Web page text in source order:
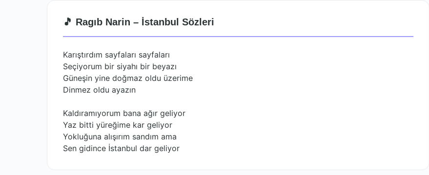
🎵 Ragıb Narin – İstanbul Sözleri
Karıştırdım sayfaları sayfaları
Seçiyorum bir siyahı bir beyazı
Güneşin yine doğmaz oldu üzerime
Dinmez oldu ayazın
Kaldıramıyorum bana ağır geliyor
Yaz bitti yüreğime kar geliyor
Yokluğuna alışırım sandım ama
Sen gidince İstanbul dar geliyor